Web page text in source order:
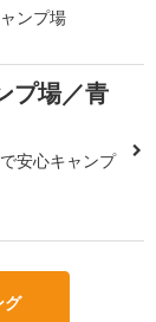
ンプ場
プ場／青
安心キャンプ
グ